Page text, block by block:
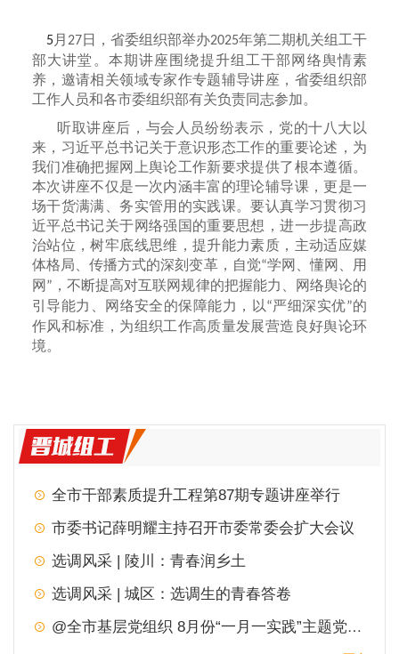
5月 27日，省委组织部举办2025年第二期机关组工干
部大讲堂。本期讲座围绕提升组工干部网络舆情素
养，邀请相关领域专家作专题辅导讲座，省委组织部
工作人员和各市委组织部有关负责同志参加。
听取讲座后，与会人员纷纷表示，党的十八大以
来，习近平总书记关于意识形态工作的重要论述，为
我们准确把握网上舆论工作新要求提供了根本遵循。
本次讲座不仅是一次内涵丰富的理论辅导课，更是一
场干货满满、务实管用的实践课。要认真学习贯彻习
近平总书记关于网络强国的重要思想，进一步提高政
治站位，树牢底线思维，提升能力素质，主动适应媒
体格局、传播方式的深刻变革，自觉“学网、懂网、用
网 ” ，不断提高对互联网规律的把握能力、网络舆论的
引导能力、网络安全的保障能力，以“严细深实优”的
作风和标准，为组织工作高质量发展营造良好舆论环
境。
全市干部素质提升工程第87期专题讲座举行
市委书记薛明耀主持召开市委常委会扩大会议
选调风采 | 陵川：青春润乡土
选调风采 | 城区：选调生的青春答卷
@全市基层党组织 8月份“一月一实践”主题党日，请查收！